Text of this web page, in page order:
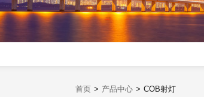
首页 > 产品中心 > COB射灯